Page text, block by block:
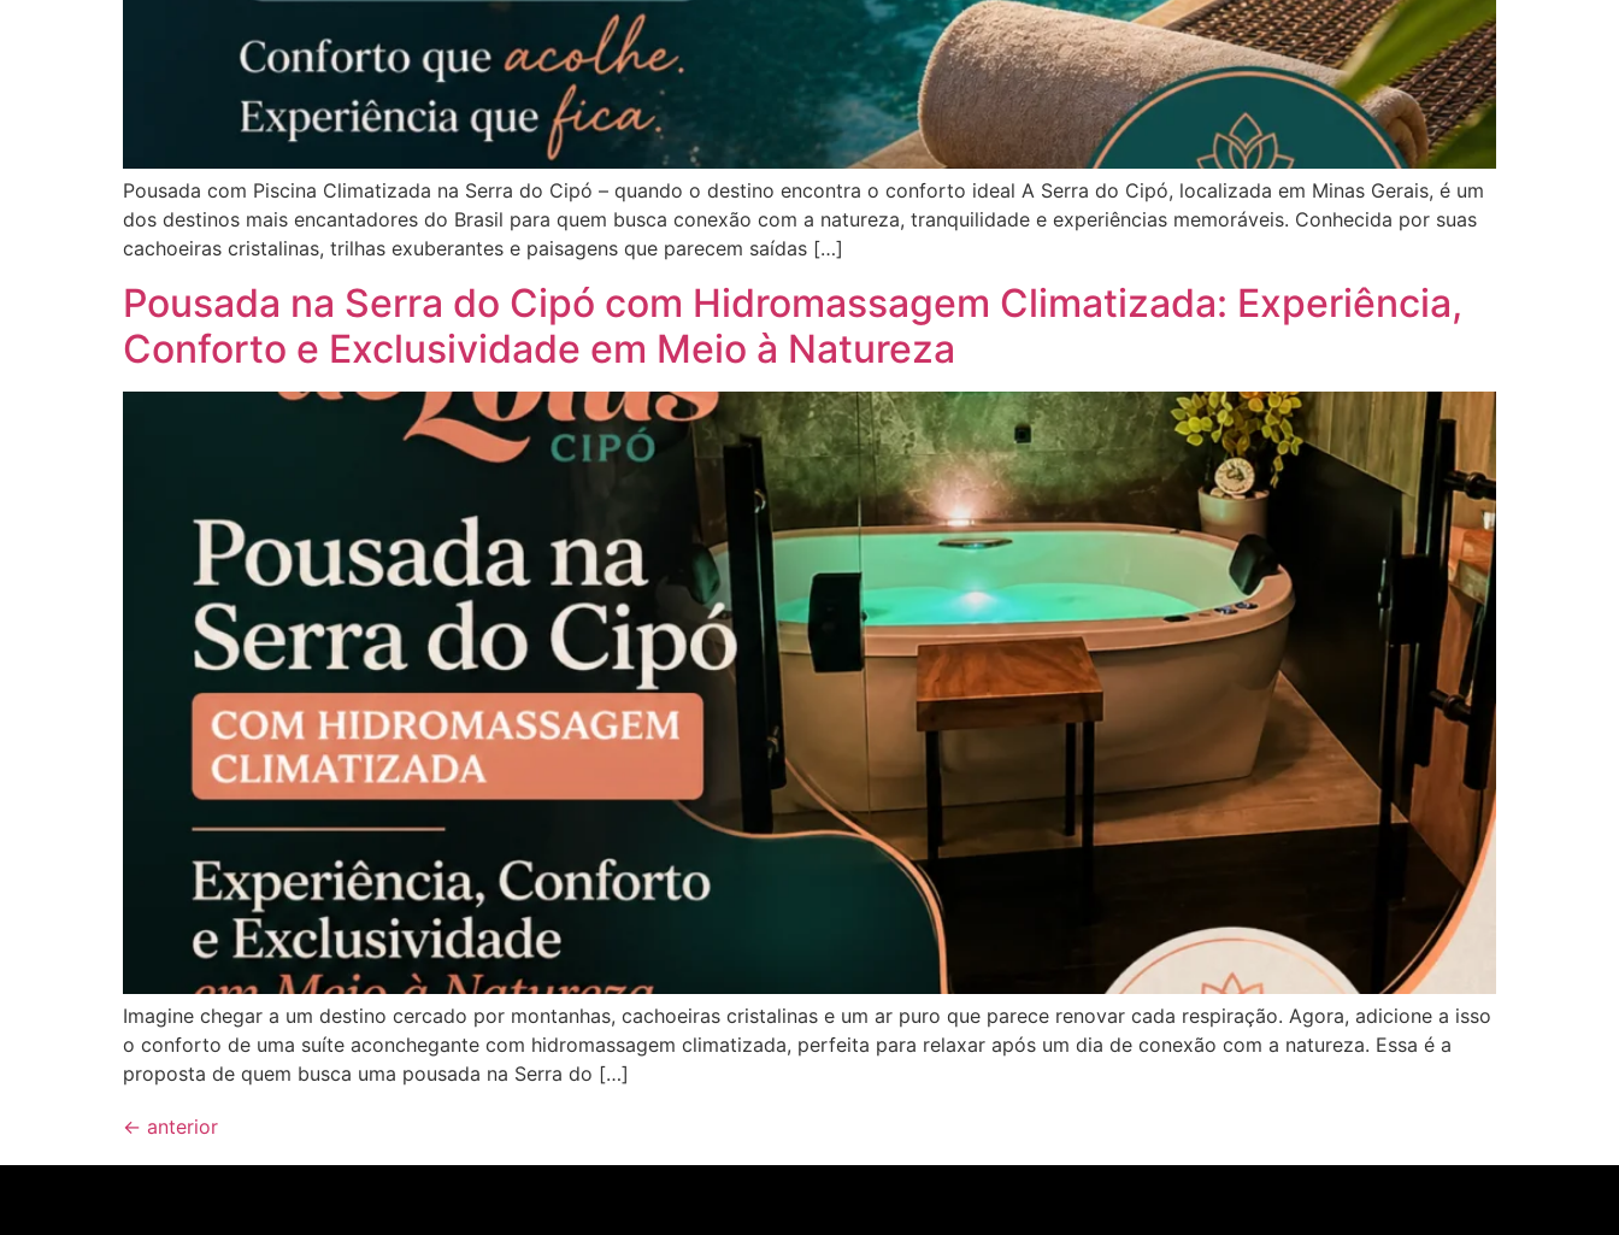
Pousada com Piscina Climatizada na Serra do Cipó – quando o destino encontra o conforto ideal A Serra do Cipó, localizada em Minas Gerais, é um
dos destinos mais encantadores do Brasil para quem busca conexão com a natureza, tranquilidade e experiências memoráveis. Conhecida por suas
cachoeiras cristalinas, trilhas exuberantes e paisagens que parecem saídas […]
Pousada na Serra do Cipó com Hidromassagem Climatizada: Experiência,
Conforto e Exclusividade em Meio à Natureza
Imagine chegar a um destino cercado por montanhas, cachoeiras cristalinas e um ar puro que parece renovar cada respiração. Agora, adicione a isso
o conforto de uma suíte aconchegante com hidromassagem climatizada, perfeita para relaxar após um dia de conexão com a natureza. Essa é a
proposta de quem busca uma pousada na Serra do […]
← anterior